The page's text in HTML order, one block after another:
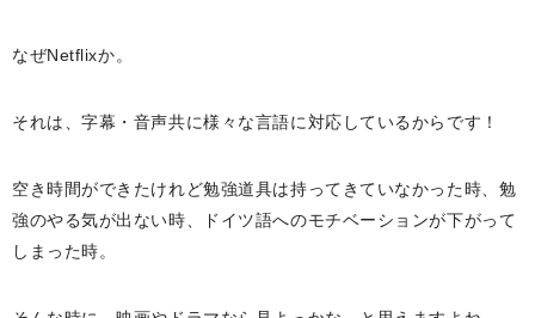
なぜNetflixか。
それは、字幕・音声共に様々な言語に対応しているからです！
空き時間ができたけれど勉強道具は持ってきていなかった時、勉
強のやる気が出ない時、ドイツ語へのモチベーションが下がって
しまった時。